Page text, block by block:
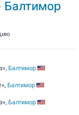
Балтимор
Балтимор
Балтимор
Балтимор